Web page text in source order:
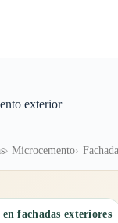
exterior
Microcemento
fachadas exteriores